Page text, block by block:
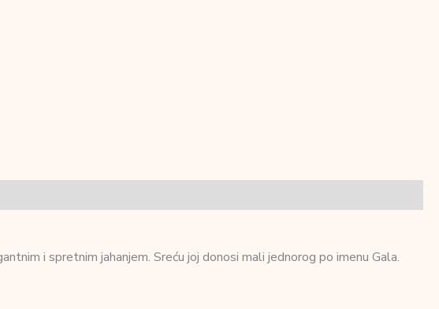
i spretnim jahanjem. Sreću joj donosi mali jednorog po imenu Gala.